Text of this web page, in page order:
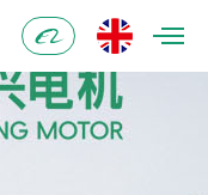
阿
里
巴